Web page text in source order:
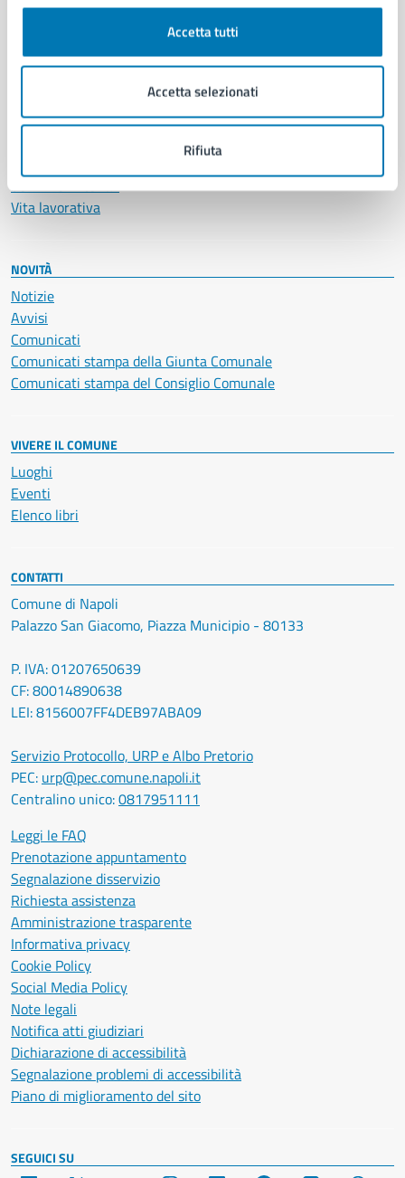
Accetta tutti
Accetta selezionati
Rifiuta
Anagrafe e stato civile
Cultura e tempo libero
Educazione e formazione
Giustizia e sicurezza pubblica
Servizi Cimiteriali
Vita lavorativa
NOVITÀ
Notizie
Avvisi
Comunicati
Comunicati stampa della Giunta Comunale
Comunicati stampa del Consiglio Comunale
VIVERE IL COMUNE
Luoghi
Eventi
Elenco libri
CONTATTI
Comune di Napoli
Palazzo San Giacomo, Piazza Municipio - 80133
P. IVA: 01207650639
CF: 80014890638
LEI: 8156007FF4DEB97ABA09
Servizio Protocollo, URP e Albo Pretorio
PEC: urp@pec.comune.napoli.it
Centralino unico:0817951111
Leggi le FAQ
Prenotazione appuntamento
Segnalazione disservizio
Richiesta assistenza
Amministrazione trasparente
Informativa privacy
Cookie Policy
Social Media Policy
Note legali
Notifica atti giudiziari
Dichiarazione di accessibilità
Segnalazione problemi di accessibilità
Piano di miglioramento del sito
SEGUICI SU